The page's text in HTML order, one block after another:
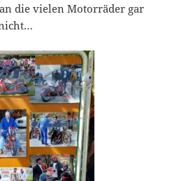
die vielen Motorräder gar